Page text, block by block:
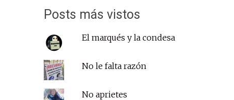
Posts más vistos
El marqués y la condesa
No le falta razón
No aprietes